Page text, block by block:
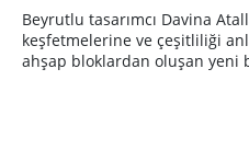
Beyrutlu tasarımcı Davina
keşfetmelerine ve çeşitliliği
ahşap bloklardan oluşan yeni